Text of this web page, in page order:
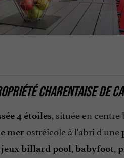
CHARENTAISE DE
4 étoiles, située en
merostréicole à l'abri d'une
jeux billard pool, babyfoot,